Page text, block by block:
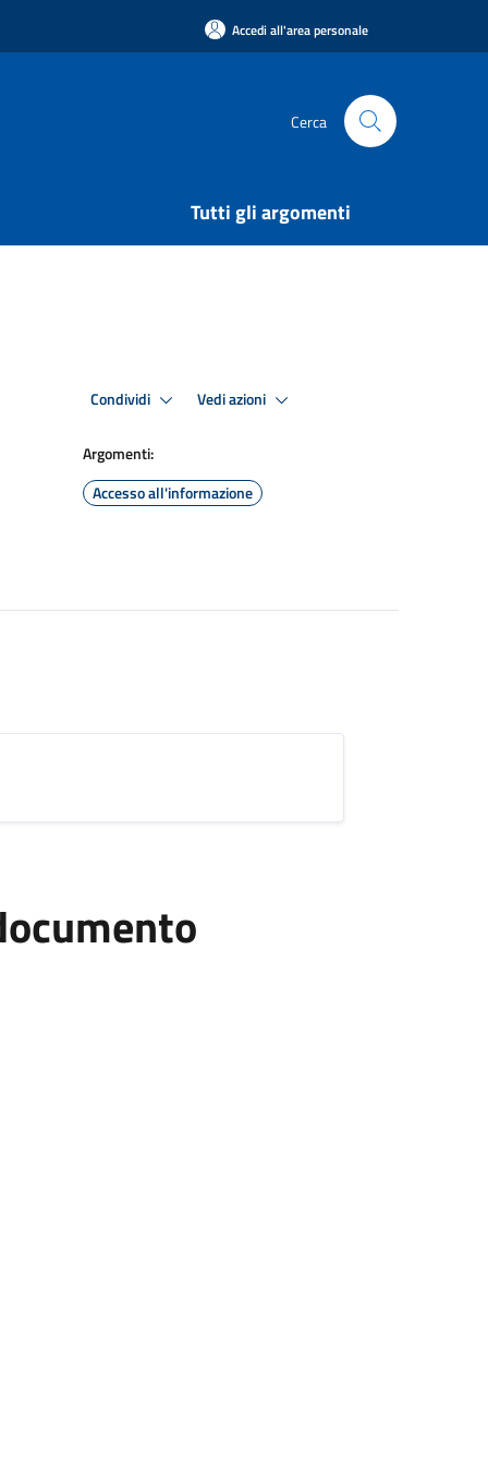
Accedi all'area personale
Cerca
Tutti gli argomenti
Condividi Vedi azioni
Argomenti:
Accesso all'informazione